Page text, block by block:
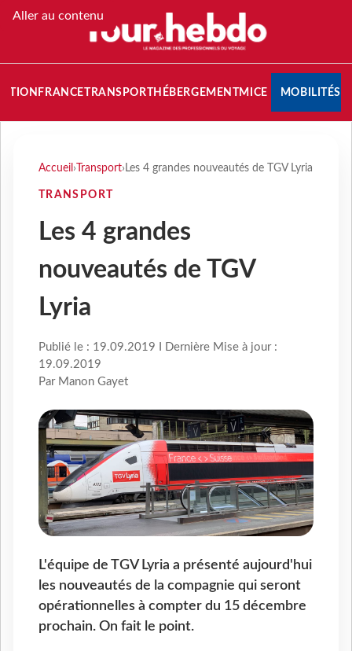
Aller au contenu
FRANCETRANSPORT HÉBERGEMENTMICE MOBILITÉS
Accueil › Transport› Les 4 grandes nouveautés de TGV Lyria
TRANSPORT
Les 4 grandes
nouveautés de TGV
Lyria
Publié le : 19.09.2019 I Dernière Mise à jour :
19.09.2019
Par Manon Gayet
L'équipe de TGV Lyria a présenté aujourd'hui
les nouveautés de la compagnie qui seront
opérationnelles à compter du 15 décembre
prochain. On fait le point.